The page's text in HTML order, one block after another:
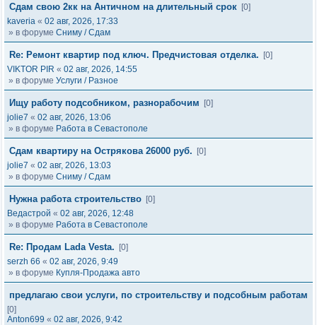
Сдам свою 2кк на Античном на длительный срок [0]
kaveria « 02 авг, 2026, 17:33
» в форуме Сниму / Сдам
Re: Ремонт квартир под ключ. Предчистовая отделка.
[0]
VIKTOR PIR « 02 авг, 2026, 14:55
» в форуме Услуги / Разное
Ищу работу подсобником, разнорабочим
[0]
jolie7 « 02 авг, 2026, 13:06
» в форуме Работа в Севастополе
Сдам квартиру на Острякова 26000 руб.
[0]
jolie7 « 02 авг, 2026, 13:03
» в форуме Сниму / Сдам
Нужна работа строительство [0]
Ведастрой « 02 авг, 2026, 12:48
» в форуме Работа в Севастополе
Re: Продам Lada Vesta.
[0]
serzh 66 « 02 авг, 2026, 9:49
» в форуме Купля-Продажа авто
предлагаю свои услуги, по строительству и подсобным работам
[0]
Anton699 « 02 авг, 2026, 9:42